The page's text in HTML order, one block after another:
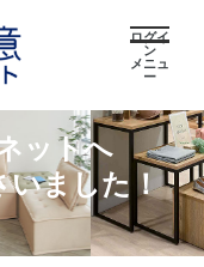
ログイ
ン
メニュ
ー
ットへ
いました！